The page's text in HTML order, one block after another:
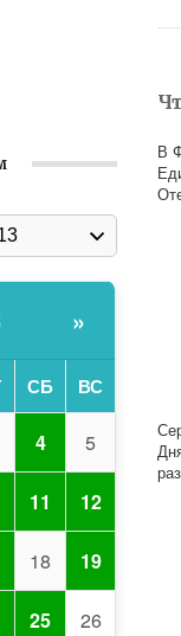
В
»
СБ ВС
4 5
11 12
18 19
25 26